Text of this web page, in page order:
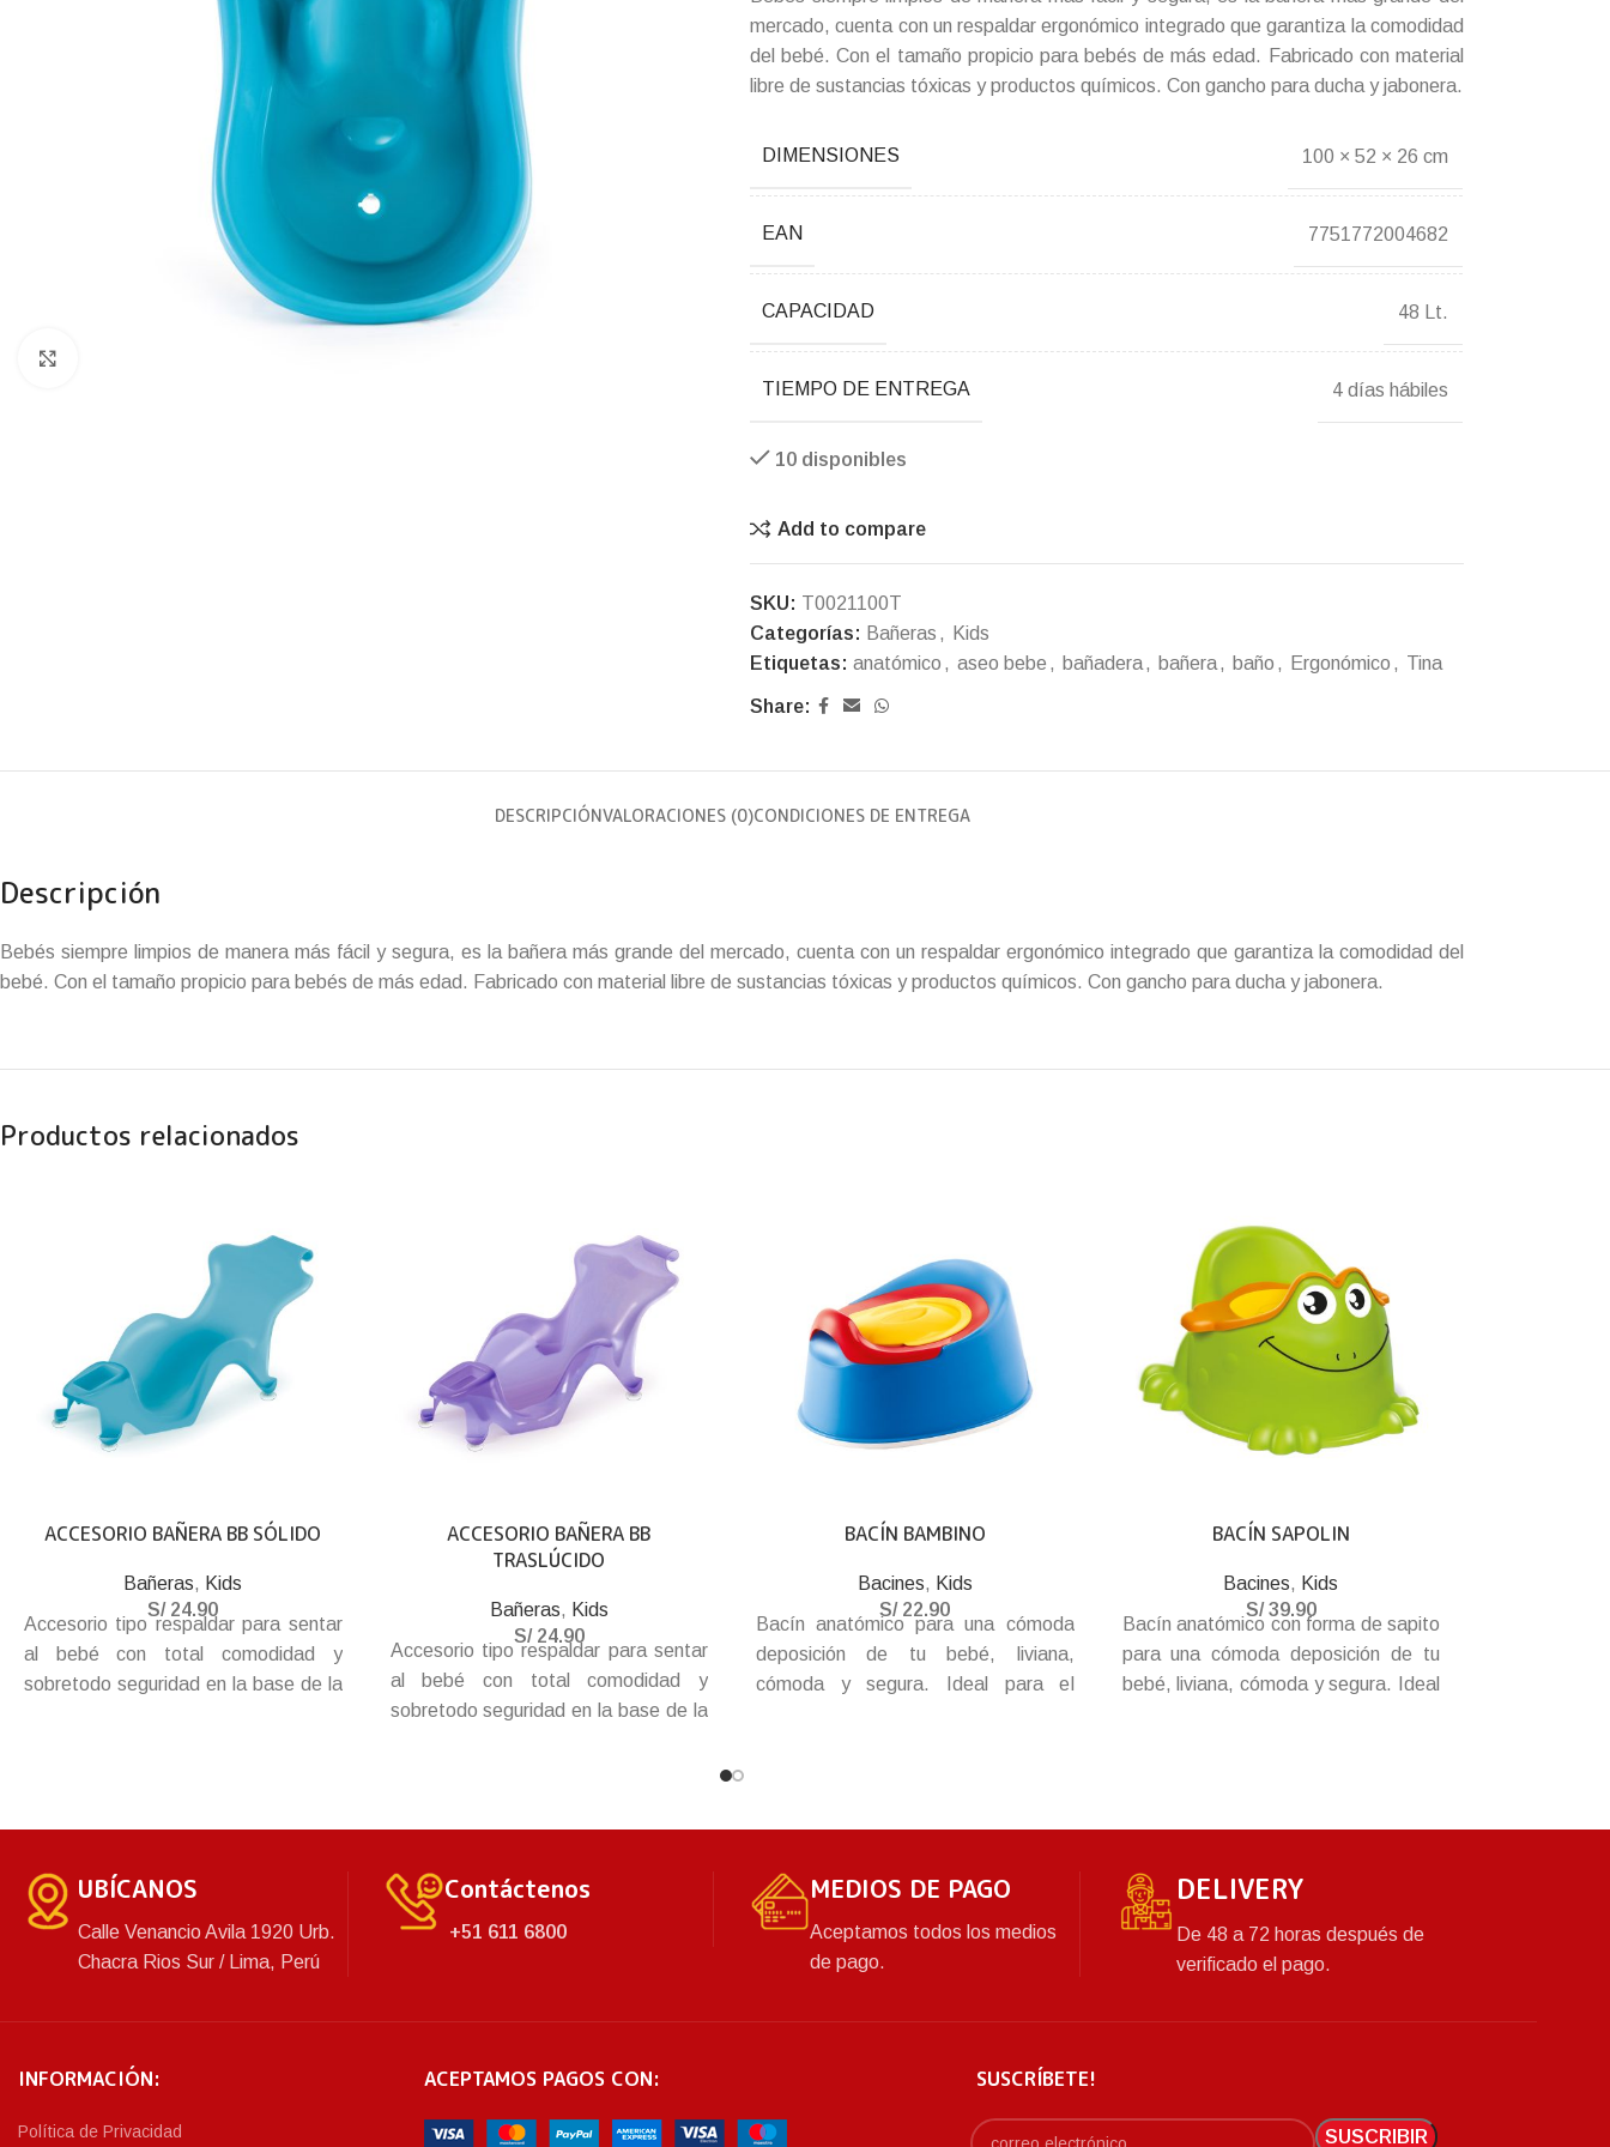
mercado, cuenta con un respaldar ergonómico integrado que garantiza la comodidad
del bebé. Con el tamaño propicio para bebés de más edad. Fabricado con material
libre de sustancias tóxicas y productos químicos. Con gancho para ducha y jabonera.
DIMENSIONES 100 × 52 × 26 cm
EAN 7751772004682
CAPACIDAD 48 Lt.
TIEMPO DE ENTREGA 4 días hábiles
10 disponibles
Add to compare
SKU: T0021100T
Categorías: Bañeras ,
Kids
Etiquetas: anatómico , aseo bebe , bañadera, bañera, baño , Ergonómico , Tina
Share:
DESCRIPCIÓNVALORACIONES (0)CONDICIONES DE ENTREGA
Descripción
Bebés siempre limpios de manera más fácil y segura, es la bañera más grande del mercado, cuenta con un respaldar ergonómico integrado que garantiza la comodidad del
bebé. Con el tamaño propicio para bebés de más edad. Fabricado con material libre de sustancias tóxicas y productos químicos. Con gancho para ducha y jabonera.
Productos relacionados
ACCESORIO BAÑERA BB SÓLIDO
Bañeras, Kids
S/24.90
Accesorio tipo respaldar para sentar
al bebé con total comodidad y
sobretodo seguridad en la base de la
ACCESORIO BAÑERA BB
TRASLÚCIDO
Bañeras, Kids
S/24.90
Accesorio tipo respaldar para sentar
al bebé con total comodidad y
sobretodo seguridad en la base de la
mientras juegan juntos.
BACÍN BAMBINO
Bacines, Kids
S/22.90
Bacín anatómico para una cómoda
deposición de tu bebé, liviana,
cómoda y segura. Ideal para el
BACÍN SAPOLIN
Bacines, Kids
S/39.90
Bacín anatómico con forma de sapito
para una cómoda deposición de tu
bebé, liviana, cómoda y segura. Ideal
UBÍCANOS
Calle Venancio Avila 1920 Urb.
Chacra Rios Sur / Lima, Perú
Contáctenos
+51 611 6800
MEDIOS DE PAGO
Aceptamos todos los medios
de pago.
DELIVERY
De 48 a 72 horas después de
verificado el pago.
INFORMACIÓN:
Política de Privacidad
ACEPTAMOS PAGOS CON: SUSCRÍBETE!